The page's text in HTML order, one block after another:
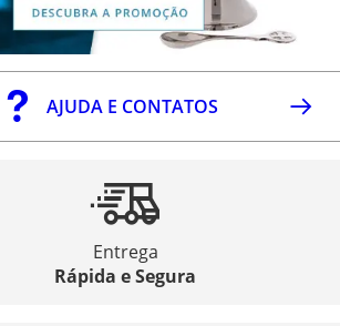
AJUDA E CONTATOS
Entrega
Rápida e Segura